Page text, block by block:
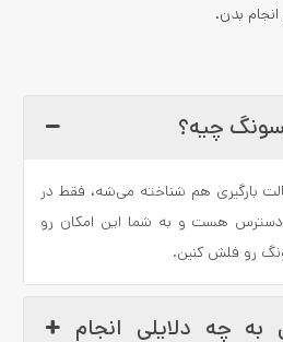
بدن.
بارگیری هم شناخته می‌شه، فقط در
هست و به شما این امکان رو
رو فلش کنین.
چه دلایلی انجام